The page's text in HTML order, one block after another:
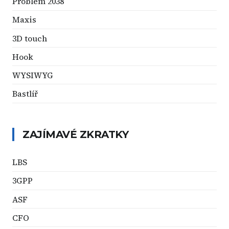
Maxis
3D touch
Hook
WYSIWYG
Bastlíř
ZAJÍMAVÉ ZKRATKY
LBS
3GPP
ASF
CFO